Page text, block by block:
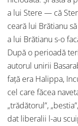
a lui Stere — că
ceară lui Brătianu
a lui Brătianu s-o
După o perioadă
autorul unirii
faţă era Halippa,
cel care făcea
„trădătorul”,
dat liberalii l-au